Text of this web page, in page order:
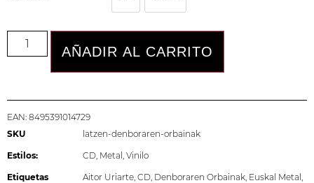
AÑADIR AL CARRITO
EAN: 8495391014729
SKU
latzen-denboraren-orbainak
Estilos: CD, Metal , Vinilo
Etiquetas Aitor Uriarte, CD, Denboraren Orbainak, Euskal Metal ,